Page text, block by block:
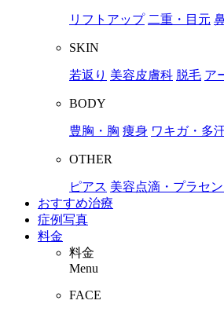
リフトアップ 二重・目元
SKIN
若返り 美容皮膚科 脱毛 ア
BODY
豊胸・胸 痩身 ワキガ・多
OTHER
ピアス 美容点滴・プラセ
おすすめ治療
症例写真
料金
料金
Menu
FACE